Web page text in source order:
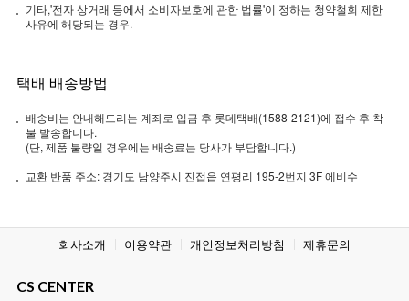
기타,'전자 상거래 등에서 소비자보호에 관한 법률'이 정하는 청약철회 제한
사유에 해당되는 경우.
택배 배송방법
배송비는 안내해드리는 계좌로 입금 후 롯데택배(1588-2121)에 접수 후 착
불 발송합니다.
(단, 제품 불량일 경우에는 배송료는 당사가 부담합니다.)
교환 반품 주소: 경기도 남양주시 진접읍 연평리 195-2번지 3F 에비수
회사소개 이용약관 개인정보처리방침 제휴문의
CS CENTER